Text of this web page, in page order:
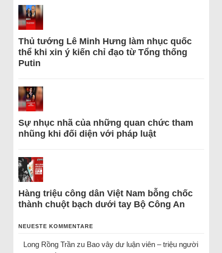
Thủ tướng Lê Minh Hưng làm nhục quốc
thể khi xin ý kiến chỉ đạo từ Tổng thống
Putin
Sự nhục nhã của những quan chức tham
nhũng khi đối diện với pháp luật
Hàng triệu công dân Việt Nam bỗng chốc
thành chuột bạch dưới tay Bộ Công An
NEUESTE KOMMENTARE
Long Rồng Trầnzu Bao vây dư luận viên – triệu người